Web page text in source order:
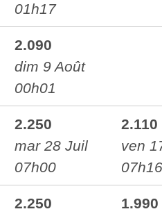
01h17
2.090
dim 9 Août
00h01
2.250
mar 28 Juil
07h00
2.110
ven
07h16
2.250
1.990